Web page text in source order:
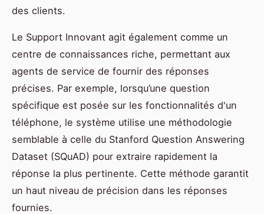
des clients.
Le Support Innovant agit également comme un
centre de connaissances riche, permettant aux
agents de service de fournir des réponses
précises. Par exemple, lorsqu’une question
spécifique est posée sur les fonctionnalités d'un
téléphone, le système utilise une méthodologie
semblable à celle du Stanford Question Answering
Dataset (SQuAD) pour extraire rapidement la
réponse la plus pertinente. Cette méthode garantit
un haut niveau de précision dans les réponses
fournies.